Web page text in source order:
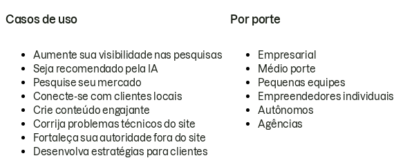
Casos de uso
Aumente sua visibilidade nas pesquisas
Seja recomendado pela IA
Pesquise seu mercado
Conecte-se com clientes locais
Crie conteúdo engajante
Corrija problemas técnicos do site
Fortaleça sua autoridade fora do site
Desenvolva estratégias para clientes
Por porte
Empresarial
Médio porte
Pequenas equipes
Empreendedores individuais
Autônomos
Agências